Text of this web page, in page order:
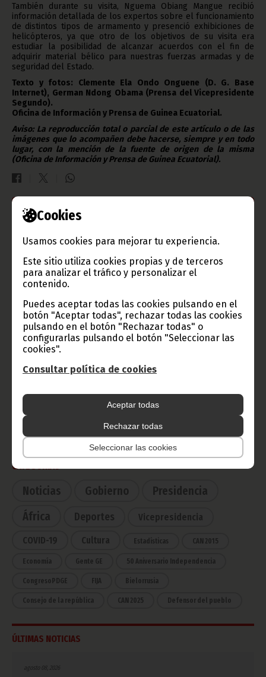
Cookies
Usamos cookies para mejorar tu experiencia.
Este sitio utiliza cookies propias y de terceros
para analizar el tráfico y personalizar el
contenido.
Puedes aceptar todas las cookies pulsando en el
botón "Aceptar todas", rechazar todas las cookies
pulsando en el botón "Rechazar todas" o
configurarlas pulsando el botón "Seleccionar las
cookies".
Consultar política de cookies
Aceptar todas
Rechazar todas
Seleccionar las cookies
También durante su visita, Nguema Obiang Mangue recibió
información detallada de los expertos sobre el funcionamiento
de distintos tipos de armamento y presenció exhibiciones de
helicópteros, ya que otro de los objetivos de su visita era
estudiar la posibilidad de alcanzar acuerdos con el fin de
adquirir material bélico para nuestras fuerzas armadas y de
seguridad del Estado.
Texto y fotos: Clemente Ela Ondo Onguene (D. G. Base
Internet), German Ndong Obama (Prensa del Vicepresidente
Segundo).
Oficina de Información y Prensa de Guinea Ecuatorial.
Aviso: La reproducción total o parcial de este artículo o de las
imágenes que lo acompañen debe hacerse, siempre y en todo
lugar, con la mención de la fuente de origen de la misma
(Oficina de Información y Prensa de Guinea Ecuatorial).
Gobierno e Instituciones
Información de Guinea Ecuatorial
TVGE
Radio Nacional de Guinea
Ecuatorial
Haz click aquí para escuchar ahora
CATEGORÍAS
Noticias Gobierno
Presidencia
África
Deportes Vicepresidencia
COVID-19 Cultura Estadísticas CAN 2015
Economía Gente GE 50 Aniversario Independencia
CongresoPDGE FIJA Bielorrusia
Consejo de la república CAN 2025 Defensor del pueblo
ÚLTIMAS NOTICIAS